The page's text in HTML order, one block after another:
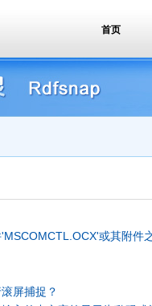
首页
或其附件
屏捕捉？